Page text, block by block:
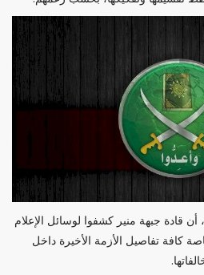
قادة جبهة منير كشفوا لوسائل الإعلام
كافة تفاصيل الأزمة الأخيرة داخل